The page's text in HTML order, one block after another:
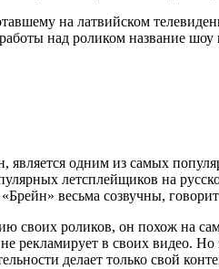
на латвийском
над роликом название
является одним из самых
летсплейщиков на
весьма созвучны,
своих роликов, он похож на
рекламирует в своих видео.
делает только свой